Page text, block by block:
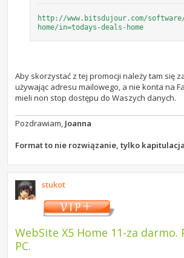
http://www.bitsdujour.com/
home/in=todays-deals-home
Aby skorzystać z tej promocji należy tam się
używając adresu mailowego, a nie konta na
mieli non stop dostępu do Waszych danych.
Pozdrawiam, Joanna
Format to nie rozwiązanie, tylko
stukot
WebSite X5 Home 11-za darmo.
PC.